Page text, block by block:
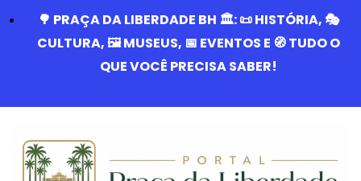
🌳 PRAÇA DA LIBERDADE BH 🏛️: 📜 HISTÓRIA, 🎭
CULTURA, 🖼️ MUSEUS, 📅 EVENTOS E 🧭 TUDO O
QUE VOCÊ PRECISA SABER!